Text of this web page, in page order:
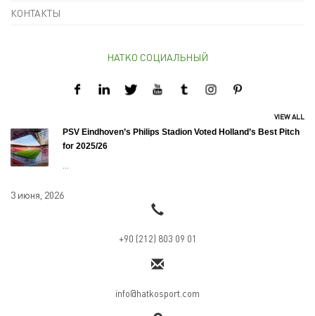
КОНТАКТЫ
HATKO СОЦИАЛЬНЫЙ
VIEW ALL
PSV Eindhoven’s Philips Stadion Voted Holland’s Best Pitch
for 2025/26
3 июня, 2026
+90 (212) 803 09 01
info@hatkosport.com